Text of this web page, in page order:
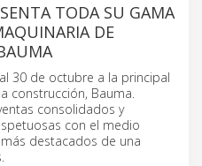
TODA SU GAMA
DE
30 de octubre a la principal
construcción, Bauma.
consolidados y
con el medio
destacados de una